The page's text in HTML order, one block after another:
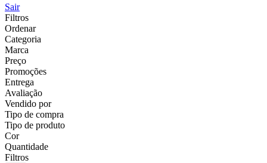
Sair
Filtros
Ordenar
Categoria
Marca
Preço
Promoções
Entrega
Avaliação
Vendido por
Tipo de compra
Tipo de produto
Cor
Quantidade
Filtros